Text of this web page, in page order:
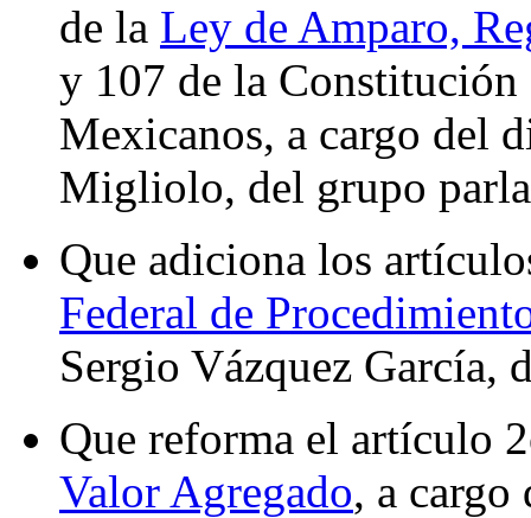
de la Ley de Amparo,
y 107 de la
Mexicanos, a cargo del
Migliolo, del grupo
Que adiciona los
Federal de
Sergio Vázquez García,
Que reforma el artículo
Valor Agregado, a cargo